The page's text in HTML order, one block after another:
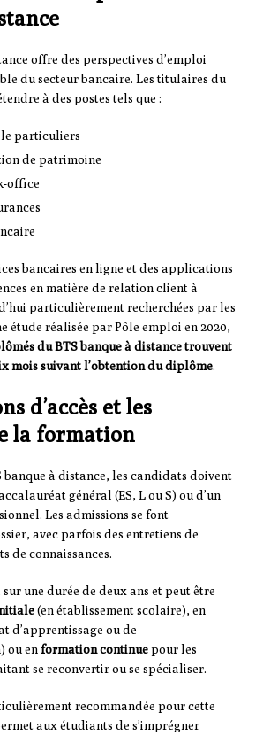
offre des perspectives d’emploi
du secteur bancaire. Les titulaires du
à des postes tels que :
particuliers
de patrimoine
office
bancaires en ligne et des applications
en matière de relation client à
particulièrement recherchées par les
étude réalisée par Pôle emploi en 2020,
du BTS banque à distance trouvent
mois suivant l’obtention du diplôme.
d’accès et les
la formation
banque à distance, les candidats doivent
général (ES, L ou S) ou d’un
Les admissions se font
avec parfois des entretiens de
de connaissances.
une durée de deux ans et peut être
(en établissement scolaire), en
d’apprentissage ou de
ou en formation continuepour les
se reconvertir ou se spécialiser.
recommandée pour cette
aux étudiants de s’imprégner